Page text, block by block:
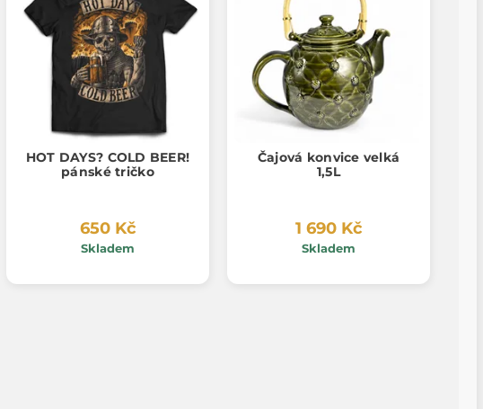
HOT DAYS? COLD BEER!
pánské tričko
650 Kč
Skladem
Čajová konvice velká
1,5L
1 690 Kč
Skladem